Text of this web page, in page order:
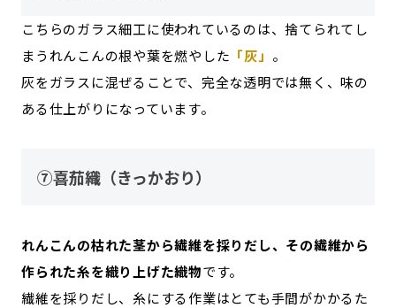
こちらのガラス細工に使われているのは、捨てられてし
まうれんこんの根や葉を燃やした 「灰」 。
灰をガラスに混ぜることで、完全な透明では無く、味の
ある仕上がりになっています。
⑦喜茄織（きっかおり）
れんこんの枯れた茎から繊維を採りだし、その繊維から
作られた糸を織り上げた織物です。
繊維を採りだし、糸にする作業はとても手間がかかるた